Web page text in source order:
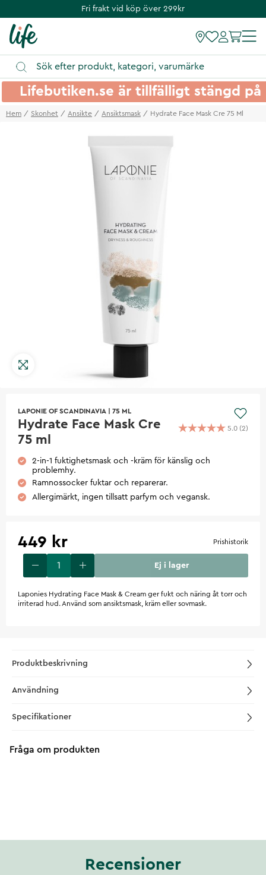
Fri frakt vid köp över 299kr
Lifebutiken.se är tillfälligt stängd
Hem Skonhet Ansikte Ansiktsmask Hydrate Face Mask Cre 75 Ml
LAPONIE OF SCANDINAVIA 75 ML
Hydrate Face Mask Cre
75 ml
5.0 (2)
2-in-1 fuktighetsmask och -kräm för känslig och
problemhy.
Ramnossocker fuktar och reparerar.
Allergimärkt, ingen tillsatt parfym och vegansk.
449 kr Prishistorik
Ej i lager
Laponies Hydrating Face Mask & Cream ger fukt och näring åt torr och
irriterad hud. Använd som ansiktsmask, kräm eller sovmask.
Produktbeskrivning
Användning
Specifikationer
Fråga om produkten
Recensioner